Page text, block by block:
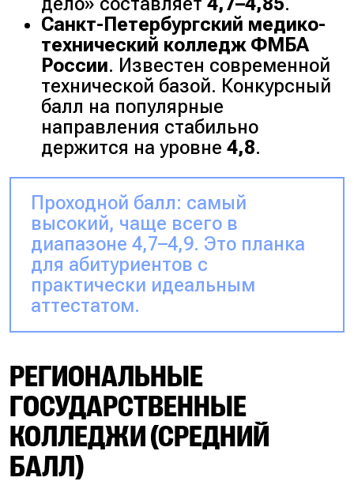
Санкт-Петербургский медико-
технический колледж ФМБА
России. Известен современной
технической базой. Конкурсный
балл на популярные
направления стабильно
держится на уровне4,8.
Проходной балл: самый
высокий, чаще всего в
диапазоне 4,7–4,9. Это планка
для абитуриентов с
практически идеальным
аттестатом.
РЕГИОНАЛЬНЫЕ
ГОСУДАРСТВЕННЫЕ
КОЛЛЕДЖИ (СРЕДНИЙ
БАЛЛ)